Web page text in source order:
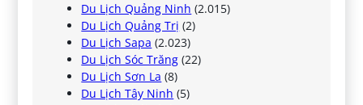
Du Lịch Quảng Ninh (2.015)
Du Lịch Quảng Trị (2)
Du Lịch Sapa (2.023)
Du Lịch Sóc Trăng (22)
Du Lịch Sơn La (8)
Du Lịch Tây Ninh (5)